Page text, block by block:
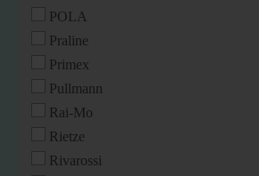
POLA
Praline
Primex
Pullmann
Rai-Mo
Rietze
Rivarossi